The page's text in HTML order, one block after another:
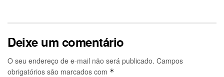
Deixe um comentário
O seu endereço de e-mail não será publicado. Campos
obrigatórios são marcados com *